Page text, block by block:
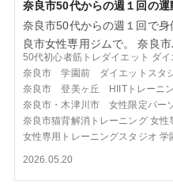
奈良市50代からの週１回の
奈良市50代からの週１回で
良市女性専用ジムで。 奈良
50代初心者筋トレダイエット ダ
奈良市 学園前 ダイエットスタ
奈良市 登美ヶ丘 HIITトレーニ
奈良市・木津川市 女性限定パー
奈良市猫背解消トレーニング 女性
女性専用トレーニングスタジオ 学
2026.05.20